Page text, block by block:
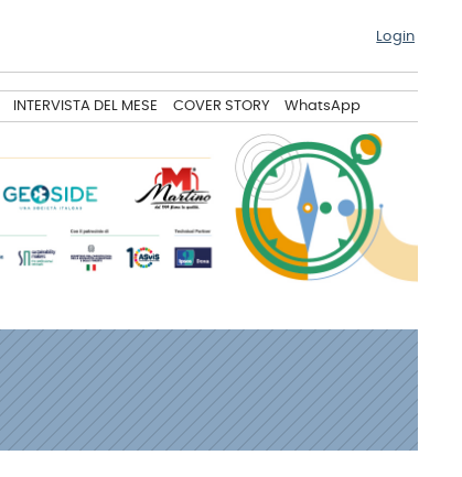
Login
INTERVISTA DEL MESE COVER STORY WhatsApp